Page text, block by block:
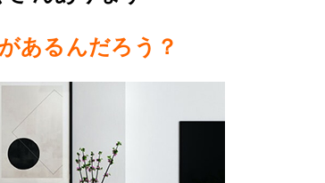
あるんだろう？